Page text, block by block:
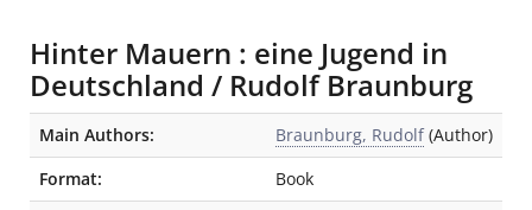
Hinter Mauern : eine Jugend in
Deutschland / Rudolf Braunburg
Bibliographic Details
Main Authors: Braunburg, Rudolf(Author)
Format:
Book